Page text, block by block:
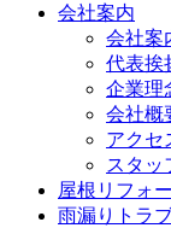
会社案内
会社案
代表挨
企業理
会社概
アクセ
スタッ
屋根リフォ
雨漏りトラ